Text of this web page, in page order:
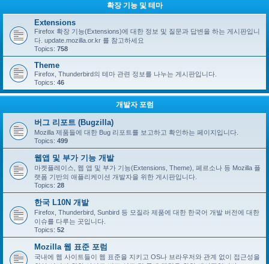
확장 기능 및 테마
Extensions
Firefox 확장 기능(Extensions)에 대한 정보 및 질문과 답변을 하는 게시판입니
다. update.mozilla.or.kr 를 참고하세요
Topics: 758
Theme
Firefox, Thunderbird의 테마 관련 정보를 나누는 게시판입니다.
Topics: 46
개발자 포럼
버그 리포트 (Bugzilla)
Mozilla 제품들에 대한 Bug 리포트를 보고하고 확인하는 페이지입니다.
Topics: 499
웹앱 및 부가 기능 개발
마켓플레이스, 웹 앱 및 부가 기능(Extensions, Theme), 페르소나 등 Mozilla 플
랫폼 기반의 애플리케이션 개발자을 위한 게시판입니다.
Topics: 28
한국 L10N 개발
Firefox, Thunderbird, Sunbird 등 모질라 제품에 대한 한국어 개발 버전에 대한
이슈를 다루는 곳입니다.
Topics: 52
Mozilla 웹 표준 포럼
국내에 웹 사이트들이 웹 표준을 지키고 OS나 브라우저와 관계 없이 접근성을